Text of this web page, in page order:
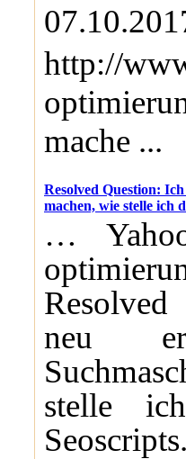
http://
mache ...
Resolved Question:
machen, wie stelle ich
…
neu
stelle